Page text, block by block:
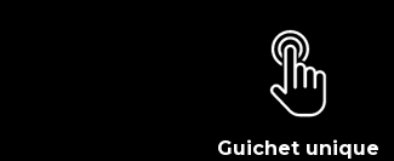
Guichet unique